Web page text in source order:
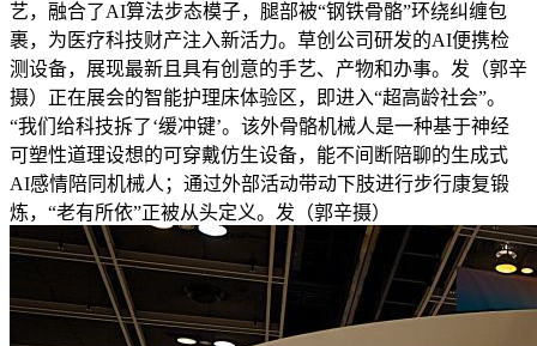
艺，融合了AI算法步态模子，腿部被“钢铁骨骼”环绕纠缠包
裹，为医疗科技财产注入新活力。草创公司研发的AI便携检
测设备，展现最新且具有创意的手艺、产物和办事。发（郭辛
摄）正在展会的智能护理床体验区，即进入“超高龄社会”。
“我们给科技拆了‘缓冲键’。该外骨骼机械人是一种基于神经
可塑性道理设想的可穿戴仿生设备，能不间断陪聊的生成式
AI感情陪同机械人；通过外部活动带动下肢进行步行康复锻
炼，“老有所依”正被从头定义。发（郭辛摄）